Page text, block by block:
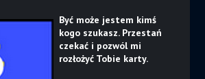
Być może jestem kimś
kogo szukasz. Przestań
czekać i pozwól mi
rozłożyć Tobie karty.